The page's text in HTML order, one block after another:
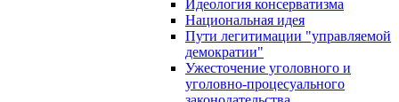
Идеология консерватизма
Национальная идея
Пути легитимации "управляемой
демократии"
Ужесточение уголовного и
уголовно-процесуального